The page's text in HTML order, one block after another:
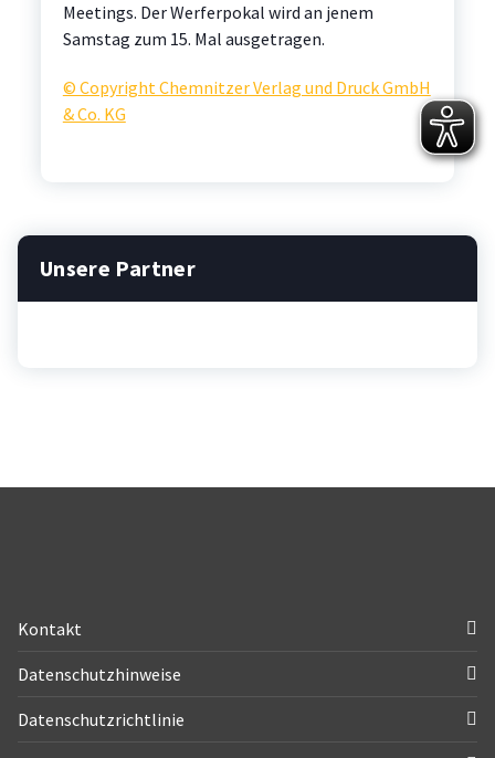
Meetings. Der Werferpokal wird an jenem
Samstag zum 15. Mal ausgetragen.
© Copyright Chemnitzer Verlag und Druck GmbH
& Co. KG
Unsere Partner
Kontakt
Datenschutzhinweise
Datenschutzrichtlinie